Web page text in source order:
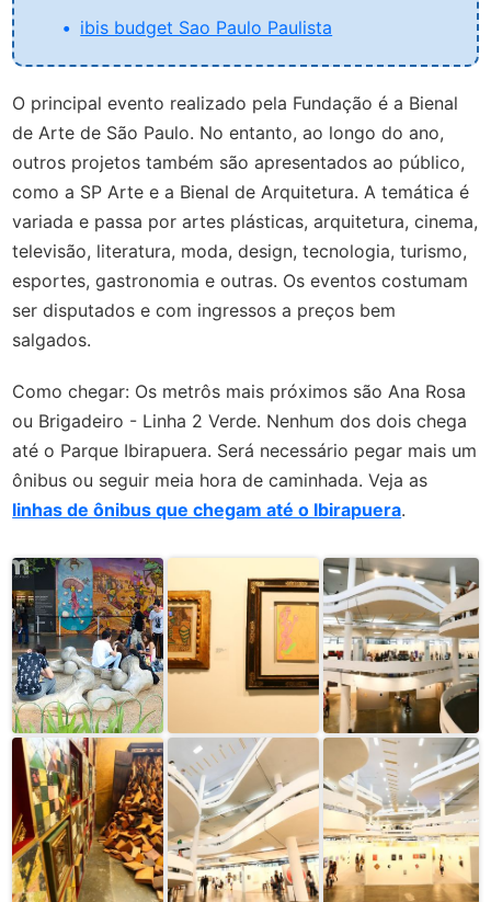
ibis budget Sao Paulo Paulista
O principal evento realizado pela Fundação é a Bienal
de Arte de São Paulo. No entanto, ao longo do ano,
outros projetos também são apresentados ao público,
como a SP Arte e a Bienal de Arquitetura. A temática é
variada e passa por artes plásticas, arquitetura, cinema,
televisão, literatura, moda, design, tecnologia, turismo,
esportes, gastronomia e outras. Os eventos costumam
ser disputados e com ingressos a preços bem
salgados.
Como chegar: Os metrôs mais próximos são Ana Rosa
ou Brigadeiro - Linha 2 Verde. Nenhum dos dois chega
até o Parque Ibirapuera. Será necessário pegar mais um
ônibus ou seguir meia hora de caminhada. Veja as
linhas de ônibus que chegam até o Ibirapuera.